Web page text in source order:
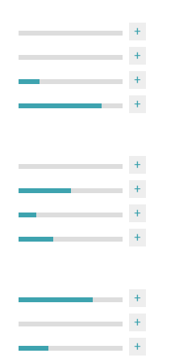
+
+
+
+
+
+
+
+
+
+
+